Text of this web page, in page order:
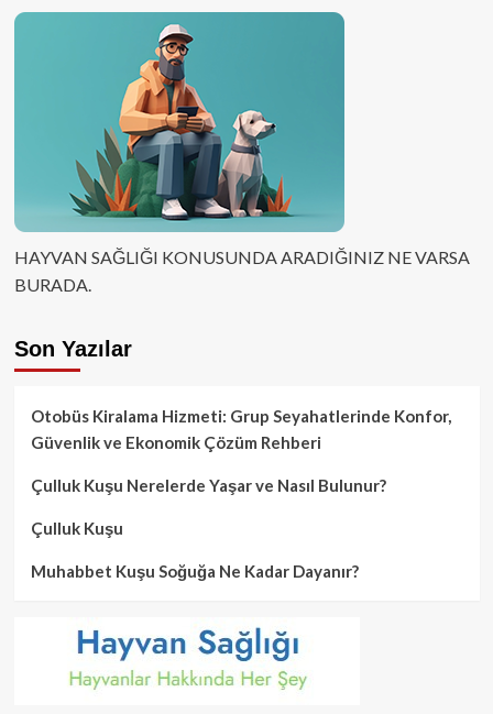
HAYVAN SAĞLIĞI KONUSUNDA ARADIĞINIZ NE VARSA
BURADA.
Son Yazılar
Otobüs Kiralama Hizmeti: Grup Seyahatlerinde Konfor,
Güvenlik ve Ekonomik Çözüm Rehberi
Çulluk Kuşu Nerelerde Yaşar ve Nasıl Bulunur?
Çulluk Kuşu
Muhabbet Kuşu Soğuğa Ne Kadar Dayanır?